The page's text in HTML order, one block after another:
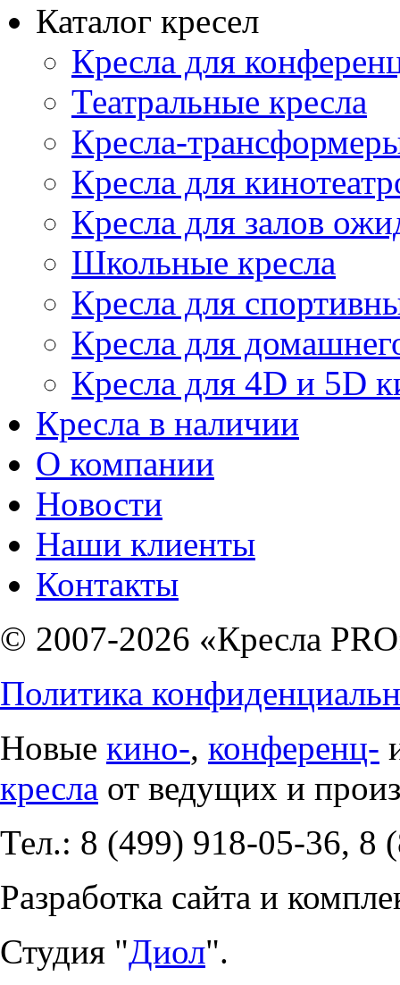
Каталог кресел
Кресла для
Театральные кресла
Кресла-
Кресла для
Кресла для залов
Школьные кресла
Кресла для
Кресла для
Кресла для 4D и 5D
Кресла в наличии
О компании
Новости
Наши клиенты
Контакты
© 2007-2026 «Кресла
Политика
Новые кино-, конференц-
кресла от ведущих и
Тел.: 8 (499) 918-05-36, 8
Разработка сайта и
Студия "Диол".